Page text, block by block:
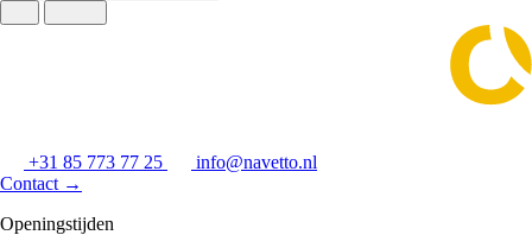
+31 85 773 77 25
info@navetto.nl
Contact →
Openingstijden